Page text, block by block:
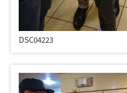
DSC04223